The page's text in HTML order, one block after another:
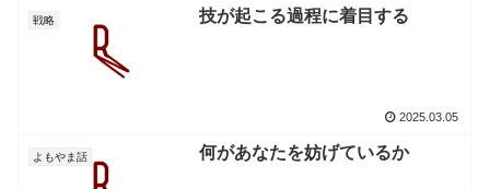
戦略 技が起こる過程に着目する
2025.03.05
よもやま話 何があなたを妨げているか